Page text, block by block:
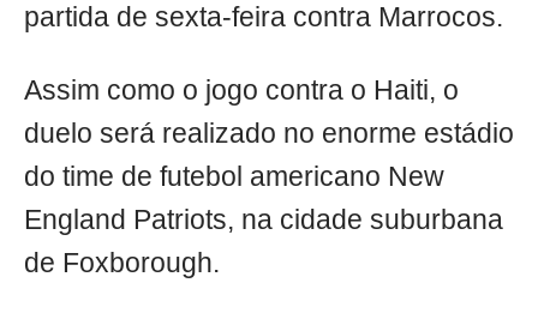
partida de sexta-feira contra Marrocos.
Assim como o jogo contra o Haiti, o
duelo será realizado no enorme estádio
do time de futebol americano New
England Patriots, na cidade suburbana
de Foxborough.